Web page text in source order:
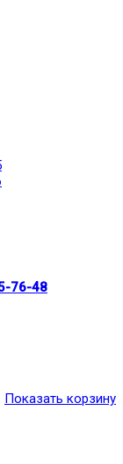
76-48
Показать корзину